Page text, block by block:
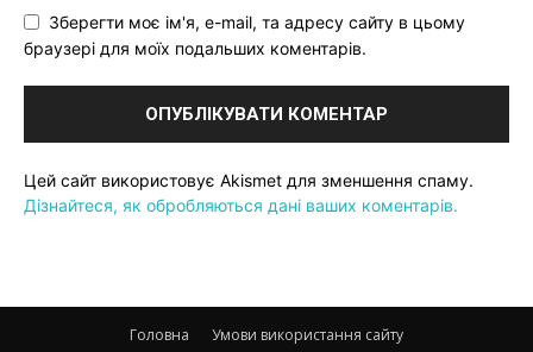
Зберегти моє ім'я, e-mail, та адресу сайту в цьому
браузері для моїх подальших коментарів.
Цей сайт використовує Akismet для зменшення спаму.
Дізнайтеся, як обробляються дані ваших коментарів.
Головна
Умови використання сайту